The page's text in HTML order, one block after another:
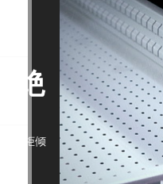
绝
具柜倾